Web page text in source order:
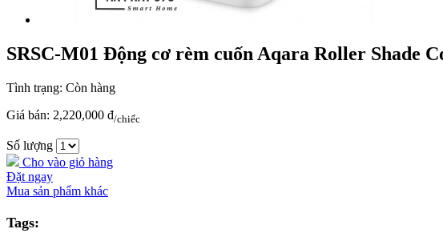
SRSC-M01 Động cơ rèm cuốn Aqara Roller Shade
Tình trạng: Còn hàng
Giá bán: 2,220,000 đ/chiếc
Số lượng
Cho vào giỏ hàng
Đặt ngay
Mua sản phẩm khác
Tags: